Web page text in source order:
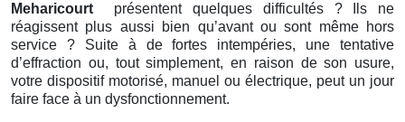
Meharicourt
présentent quelques difficultés ? Ils ne
réagissent plus aussi bien qu’avant ou sont même hors
service ? Suite à de fortes intempéries, une tentative
d’effraction ou, tout simplement, en raison de son usure,
votre dispositif motorisé, manuel ou électrique, peut un jour
faire face à un dysfonctionnement.